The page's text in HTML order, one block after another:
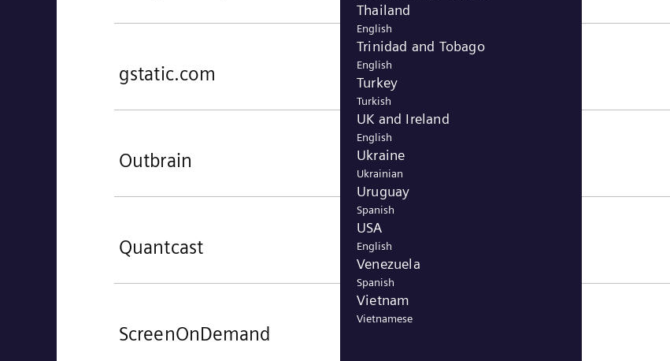
gstatic.com
Outbrain
Quantcast
ScreenOnDemand
Thailand
English
Trinidad and Tobago
English
Turkey
Turkish
UK and Ireland
English
Ukraine
Ukrainian
Uruguay
Spanish
USA
English
Venezuela
Spanish
Vietnam
Vietnamese